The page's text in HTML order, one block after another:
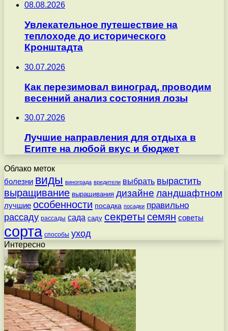
08.08.2026
Увлекательное путешествие на
теплоходе до исторического
Кронштадта
30.07.2026
Как перезимовал виноград, проводим
весенний анализ состояния лозы
30.07.2026
Лучшие направления для отдыха в
Египте на любой вкус и бюджет
Облако меток
болезни виды винограда вредители выбрать вырастить
выращивание выращивания дизайне ландшафтном
лучшие особенности посадка посадки правильно
рассаду рассады сада саду секреты семян советы
сорта способы уход
Интересно